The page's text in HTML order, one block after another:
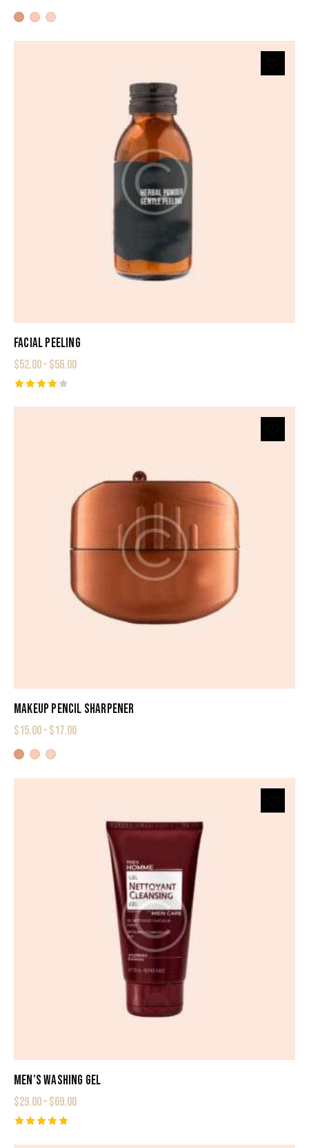
5.00
FACIAL PEELING
$52.00–$56.00
MAKEUP PENCIL SHARPENER
$15.00–$17.00
MEN’S WASHING GEL
$29.00–$69.00